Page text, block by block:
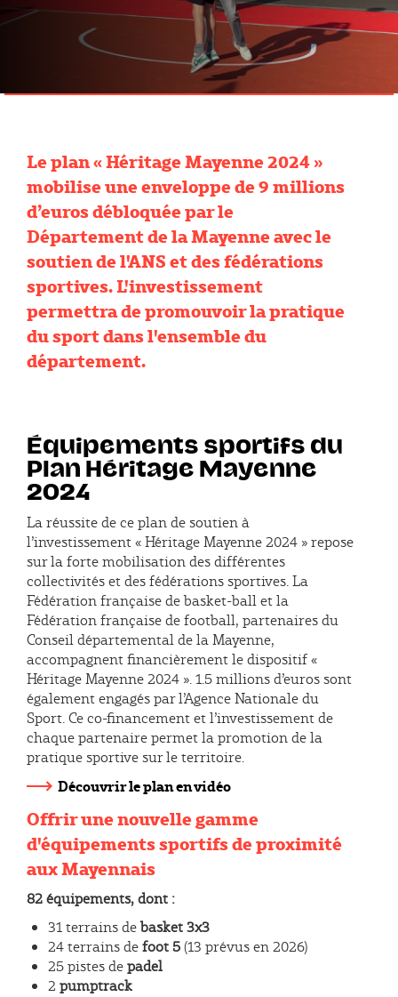
Le plan « Héritage Mayenne 2024 »
mobilise une enveloppe de 9 millions
d’euros débloquée par le
Département de la Mayenne avec le
soutien de l'ANS et des fédérations
sportives. L'investissement
permettra de promouvoir la pratique
du sport dans l'ensemble du
département.
Équipements sportifs du
Plan Héritage Mayenne
2024
La réussite de ce plan de soutien à
l’investissement « Héritage Mayenne 2024 » repose
sur la forte mobilisation des différentes
collectivités et des fédérations sportives. La
Fédération française de basket-ball et la
Fédération française de football, partenaires du
Conseil départemental de la Mayenne,
accompagnent financièrement le dispositif «
Héritage Mayenne 2024 ». 1.5 millions d’euros sont
également engagés par l’Agence Nationale du
Sport. Ce co-financement et l’investissement de
chaque partenaire permet la promotion de la
pratique sportive sur le territoire.
Découvrir le plan en vidéo
Offrir une nouvelle gamme
d'équipements sportifs de proximité
aux Mayennais
82 équipements, dont :
31 terrains debasket 3x3
24 terrains defoot 5(13 prévus en 2026)
25 pistes depadel
2 pumptrack